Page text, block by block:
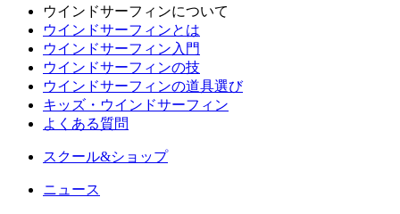
ウインドサーフィンについて
ウインドサーフィンとは
ウインドサーフィン入門
ウインドサーフィンの技
ウインドサーフィンの道具選び
キッズ・ウインドサーフィン
よくある質問
スクール&ショップ
ニュース